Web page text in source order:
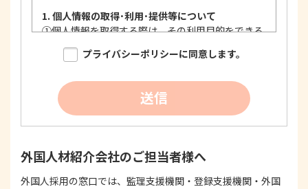
1. 個人情報の取得･利用･提供等について
①個人情報を取得する際は、その利用目的をできる
限り明確に特定し、その目的達成に必要な限度に
おいて適法かつ公正な手段を用い、同意を得て取
個人情報を利用する際は、本人に明示、通知、ま
たは公表した利用目的の範囲内に限定し、それに
反する目的外利用を行なわないための措置を講じ
する際は、本人が同意を与えた利用目的の範囲内
で、適法にこれを行います。
プライバシーポリシーに同意します。
送信
外国人材紹介会社のご担当者様へ
外国人採用の窓口では、監理支援機関・登録支援機関・外国